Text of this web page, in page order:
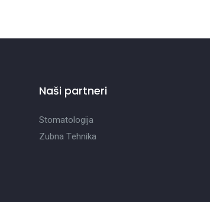
Naši partneri
Stomatologija
Zubna Tehnika